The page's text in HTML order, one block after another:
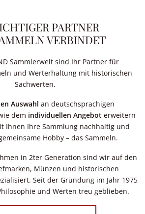
PARTNER
VERBINDET
Sammlerwelt sind Ihr Partner für
und Werterhaltung mit historischen
Sachwerten.
Auswahl an deutschsprachigen
dem individuellen Angebot erweitern
Ihnen Ihre Sammlung nachhaltig und
Hobby – das Sammeln.
in 2ter Generation sind wir auf den
Münzen und historischen
Seit der Gründung im Jahr 1975
und Werten treu geblieben.